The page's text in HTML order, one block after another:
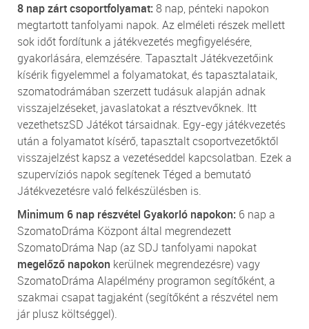
8 nap zárt csoportfolyamat: 8 nap, pénteki napokon
megtartott tanfolyami napok. Az elméleti részek mellett
sok időt fordítunk a játékvezetés megfigyelésére,
gyakorlására, elemzésére. Tapasztalt Játékvezetőink
kísérik figyelemmel a folyamatokat, és tapasztalataik,
szomatodrámában szerzett tudásuk alapján adnak
visszajelzéseket, javaslatokat a résztvevőknek. Itt
vezethetszSD Játékot társaidnak. Egy-egy játékvezetés
után a folyamatot kísérő, tapasztalt csoportvezetőktől
visszajelzést kapsz a vezetéseddel kapcsolatban. Ezek a
szupervíziós napok segítenek Téged a bemutató
Játékvezetésre való felkészülésben is.
Minimum 6 nap részvétel Gyakorló napokon: 6 nap a
SzomatoDráma Központ által megrendezett
SzomatoDráma Nap (az SDJ tanfolyami napokat
megelőző napokon kerülnek megrendezésre) vagy
SzomatoDráma Alapélmény programon segítőként, a
szakmai csapat tagjaként (segítőként a részvétel nem
jár plusz költséggel).